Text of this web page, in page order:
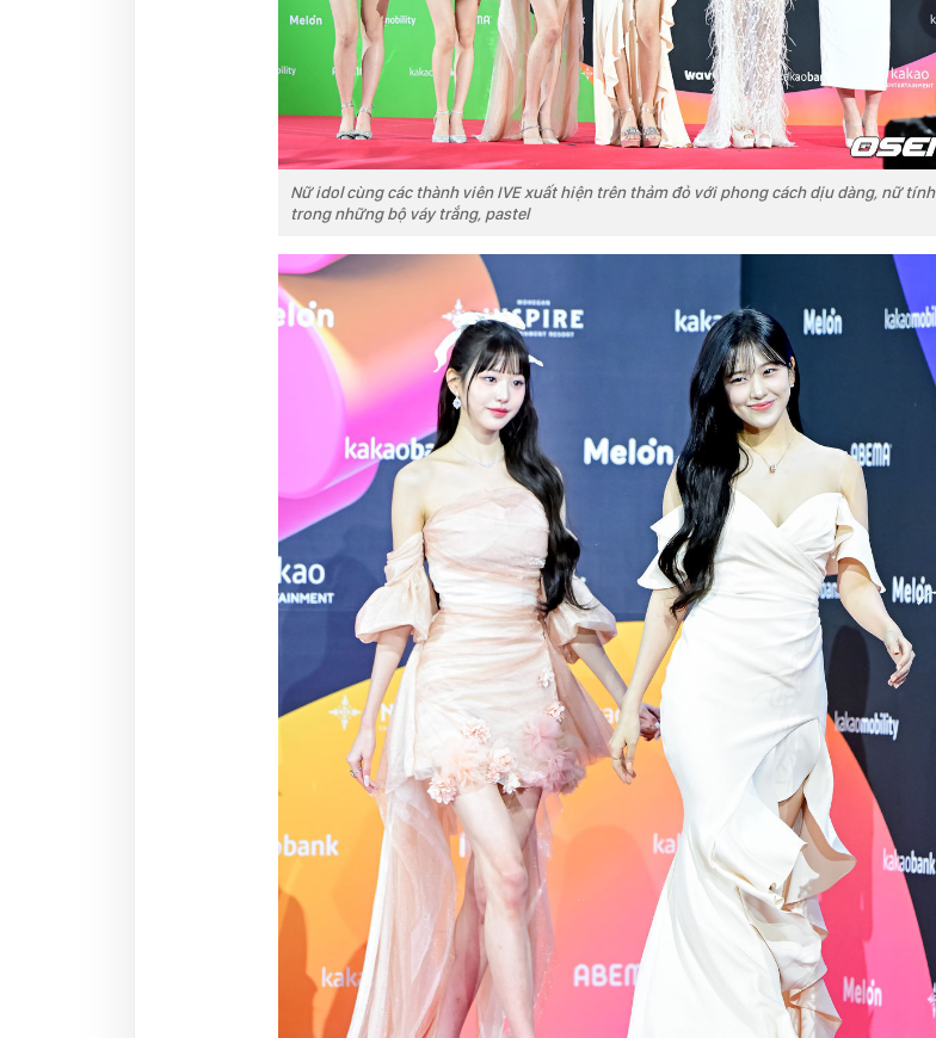
Nữ idol cùng các thành viên IVE xuất hiện trên thảm đỏ với phong cách dịu dàng, nữ tính
trong những bộ váy trắng, pastel